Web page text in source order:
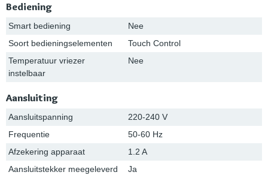
Bediening
Smart bediening
Nee
Soort bedieningselementen
Touch Control
Temperatuur vriezer
instelbaar
Nee
Aansluiting
Aansluitspanning
220-240 V
Frequentie
50-60 Hz
Afzekering apparaat
1.2 A
Aansluitstekker meegeleverd
Ja